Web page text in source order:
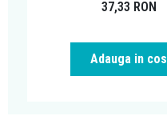
37,33 RON
Adauga in cos